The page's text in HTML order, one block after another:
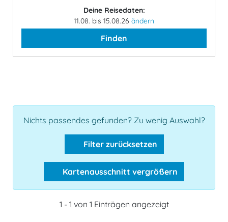
Deine Reisedaten:
11.08. bis 15.08.26 ändern
Finden
Nichts passendes gefunden? Zu wenig Auswahl?
Filter zurücksetzen
Kartenausschnitt vergrößern
1 - 1 von 1 Einträgen angezeigt